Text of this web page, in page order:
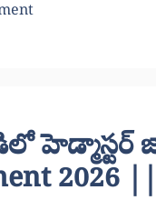
హెడ్మాస్టర్
2026